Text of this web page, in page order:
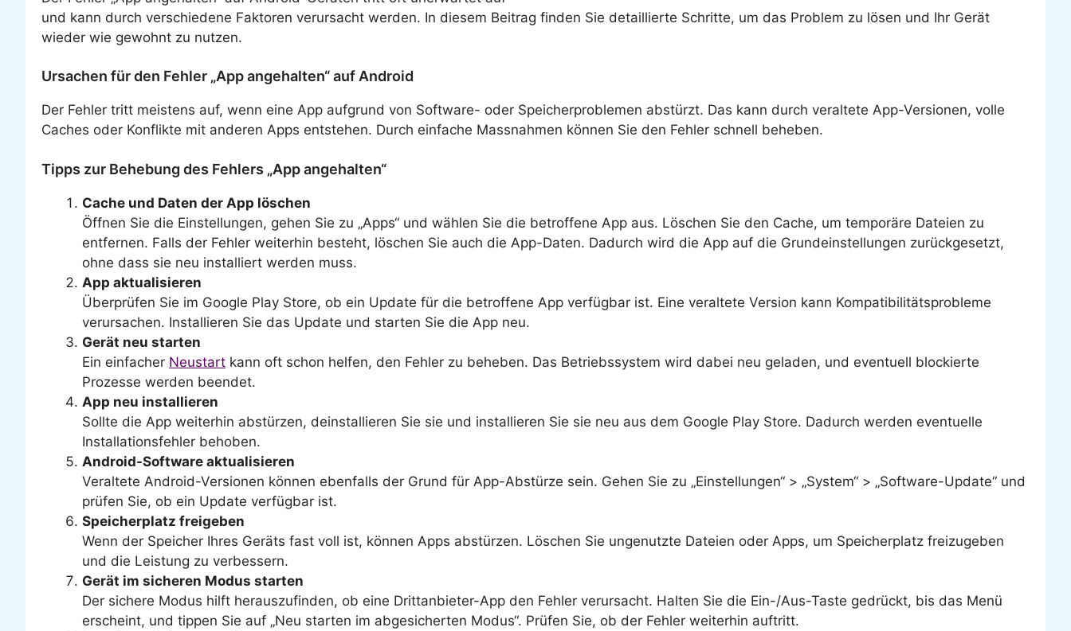
und kann durch verschiedene Faktoren verursacht werden. In diesem Beitrag finden Sie detaillierte Schritte, um das Problem zu lösen und Ihr Gerät
wieder wie gewohnt zu nutzen.
Ursachen für den Fehler „App angehalten“ auf Android
Der Fehler tritt meistens auf, wenn eine App aufgrund von Software- oder Speicherproblemen abstürzt. Das kann durch veraltete App-Versionen, volle
Caches oder Konflikte mit anderen Apps entstehen. Durch einfache Massnahmen können Sie den Fehler schnell beheben.
Tipps zur Behebung des Fehlers „App angehalten“
Cache und Daten der App löschen
Öffnen Sie die Einstellungen, gehen Sie zu „Apps“ und wählen Sie die betroffene App aus. Löschen Sie den Cache, um temporäre Dateien zu
entfernen. Falls der Fehler weiterhin besteht, löschen Sie auch die App-Daten. Dadurch wird die App auf die Grundeinstellungen zurückgesetzt,
ohne dass sie neu installiert werden muss.
App aktualisieren
Überprüfen Sie im Google Play Store, ob ein Update für die betroffene App verfügbar ist. Eine veraltete Version kann Kompatibilitätsprobleme
verursachen. Installieren Sie das Update und starten Sie die App neu.
Gerät neu starten
Ein einfacher Neustart kann oft schon helfen, den Fehler zu beheben. Das Betriebssystem wird dabei neu geladen, und eventuell blockierte
Prozesse werden beendet.
App neu installieren
Sollte die App weiterhin abstürzen, deinstallieren Sie sie und installieren Sie sie neu aus dem Google Play Store. Dadurch werden eventuelle
Installationsfehler behoben.
Android-Software aktualisieren
Veraltete Android-Versionen können ebenfalls der Grund für App-Abstürze sein. Gehen Sie zu „Einstellungen“ > „System“ > „Software-Update“ und
prüfen Sie, ob ein Update verfügbar ist.
Speicherplatz freigeben
Wenn der Speicher Ihres Geräts fast voll ist, können Apps abstürzen. Löschen Sie ungenutzte Dateien oder Apps, um Speicherplatz freizugeben
und die Leistung zu verbessern.
Gerät im sicheren Modus starten
Der sichere Modus hilft herauszufinden, ob eine Drittanbieter-App den Fehler verursacht. Halten Sie die Ein-/Aus-Taste gedrückt, bis das Menü
erscheint, und tippen Sie auf „Neu starten im abgesicherten Modus“. Prüfen Sie, ob der Fehler weiterhin auftritt.